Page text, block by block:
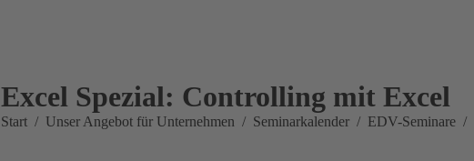
Excel Spezial: Controlling mit Excel
Sie befinden sich hier:
Start Unser Angebot für Unternehmen Seminarkalender EDV-Seminare